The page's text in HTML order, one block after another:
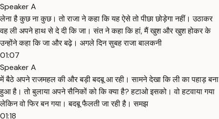
Speaker A
लेना है कुछ ना कुछ। तो राजा ने कहा कि यह ऐसे तो पीछा छोड़ेगा नहीं। उठाकर
वह ली अपने हाथ से दे दी कि जा। संत ने कहा कि हां, मैं खुश और खुश होकर के
उन्होंने कहा कि जा और बढ़े। अगले दिन सुबह राजा बालकनी
01:07
Speaker A
में बैठे अपने राजमहल की और बड़ी बदबू आ रही। सामने देखा कि ली का पहाड़ बना
हुआ है। तो बुलाया अपने सैनिकों को कि क्या है? हटाओ इसको। वो हटवाया गया
लेकिन वो फिर बन गया। बदबू फैलती जा रही है। समझ
01:18